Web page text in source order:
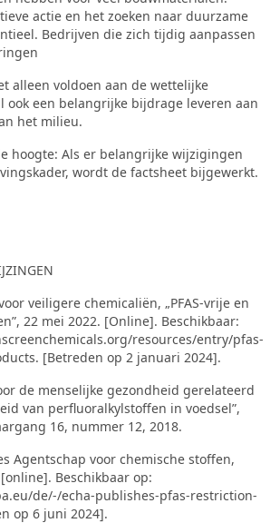
actie en het zoeken naar duurzame
Bedrijven die zich tijdig aanpassen
alleen voldoen aan de wettelijke
ook een belangrijke bijdrage leveren aan
het milieu.
hoogte: Als er belangrijke wijzigingen
wordt de factsheet bijgewerkt.
veiligere chemicaliën, „PFAS-vrije en
22 mei 2022. [Online]. Beschikbaar:
resources/entry/pfas-
[Betreden op 2 januari 2024].
de menselijke gezondheid gerelateerd
van perfluoralkylstoffen in voedsel”,
16, nummer 12, 2018.
Agentschap voor chemische stoffen,
Beschikbaar op:
de/-/echa-publishes-pfas-restriction-
op 6 juni 2024].